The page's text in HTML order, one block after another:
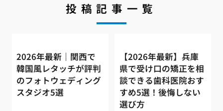
投稿記事一覧
2026年最新｜関西で
韓国風レタッチが評判
のフォトウェディング
スタジオ5選
【2026年最新】兵庫
県で受け口の矯正を相
談できる歯科医院おす
すめ5選！後悔しない
選び方